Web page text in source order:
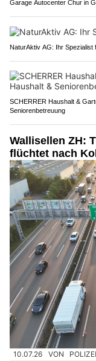
Garage Autocenter Chur in
NaturAktiv AG: Ihr
SCHERRER Haushalt &
Seniorenbetreuung
Wallisellen ZH:
flüchtet nach
10.07.26 VON